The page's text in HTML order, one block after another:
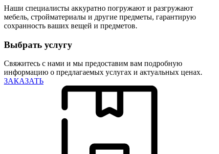
Наши специалисты аккуратно погружают и разгружают
мебель, стройматериалы и другие предметы, гарантирую
сохранность ваших вещей и предметов.
Выбрать услугу
Свяжитесь с нами и мы предоставим вам подробную
информацию о предлагаемых услугах и актуальных ценах.
ЗАКАЗАТЬ